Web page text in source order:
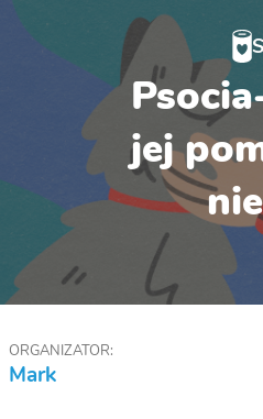
jej
ORGANIZATOR:
Mark